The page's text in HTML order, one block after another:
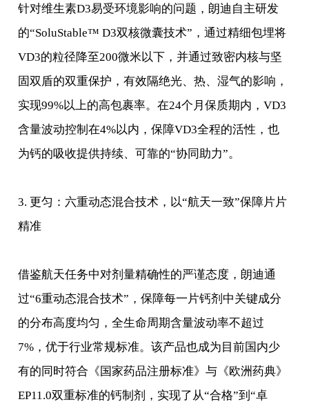
针对维生素D3易受环境影响的问题，朗迪自主研发
的“SoluStable™ D3双核微囊技术”，通过精细包埋将
VD3的粒径降至200微米以下，并通过致密内核与坚
固双盾的双重保护，有效隔绝光、热、湿气的影响，
实现99%以上的高包裹率。在24个月保质期内，VD3
含量波动控制在4%以内，保障VD3全程的活性，也
为钙的吸收提供持续、可靠的“协同助力”。
3. 更匀：六重动态混合技术，以“航天一致”保障片片
精准
借鉴航天任务中对剂量精确性的严谨态度，朗迪通
过“6重动态混合技术”，保障每一片钙剂中关键成分
的分布高度均匀，全生命周期含量波动率不超过
7%，优于行业常规标准。该产品也成为目前国内少
有的同时符合《国家药品注册标准》与《欧洲药典》
EP11.0双重标准的钙制剂，实现了从“合格”到“卓